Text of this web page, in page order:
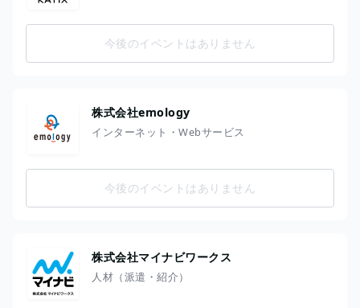
今後のイベントはありません
株式会社emology
インターネット・Webサービス
今後のイベントはありません
株式会社マイナビワークス
人材（派遣・紹介）